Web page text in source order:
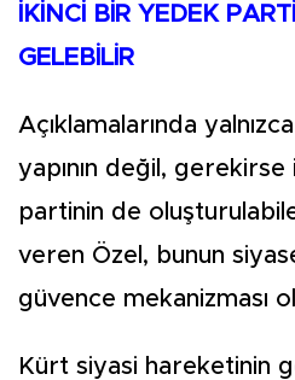
İKİNCİ BİR YEDEK
GELEBİLİR
Açıklamalarında
yapının değil,
partinin de
veren Özel, bunun
güvence mekanizması
Kürt siyasi hareketinin